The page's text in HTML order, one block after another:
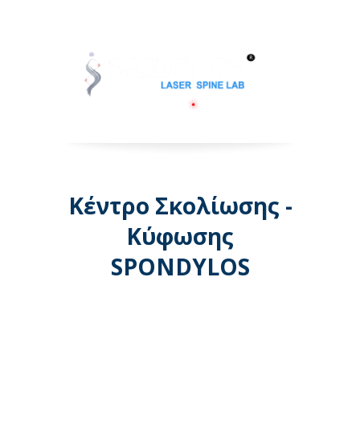
Κέντρο Σκολίωσης -
Κύφωσης
SPONDYLOS